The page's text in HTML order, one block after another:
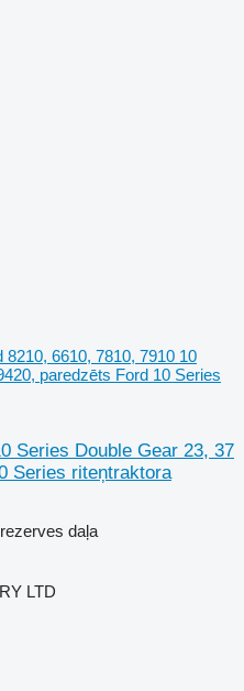
8210, 6610, 7810, 7910 10
paredzēts Ford 10 Series
Series Double Gear 23, 37
Series riteņtraktora
daļa
LTD